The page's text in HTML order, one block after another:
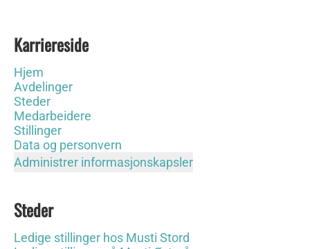
Karriereside
Hjem
Avdelinger
Steder
Medarbeidere
Stillinger
Data og personvern
Administrer informasjonskapsler
Steder
Ledige stillinger hos Musti Stord